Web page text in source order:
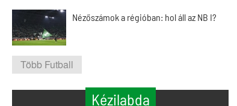
Nézőszámok a régióban: hol áll az NB I?
Több Futball
Kézilabda